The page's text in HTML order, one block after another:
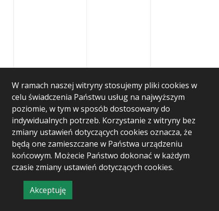
W ramach naszej witryny stosujemy pliki cookies w
celu świadczenia Państwu usług na najwyższym
poziomie, w tym w sposób dostosowany do
indywidualnych potrzeb. Korzystanie z witryny bez
zmiany ustawień dotyczących cookies oznacza, że
będą one zamieszczane w Państwa urządzeniu
końcowym. Możecie Państwo dokonać w każdym
czasie zmiany ustawień dotyczących cookies.
Akceptuję
informację